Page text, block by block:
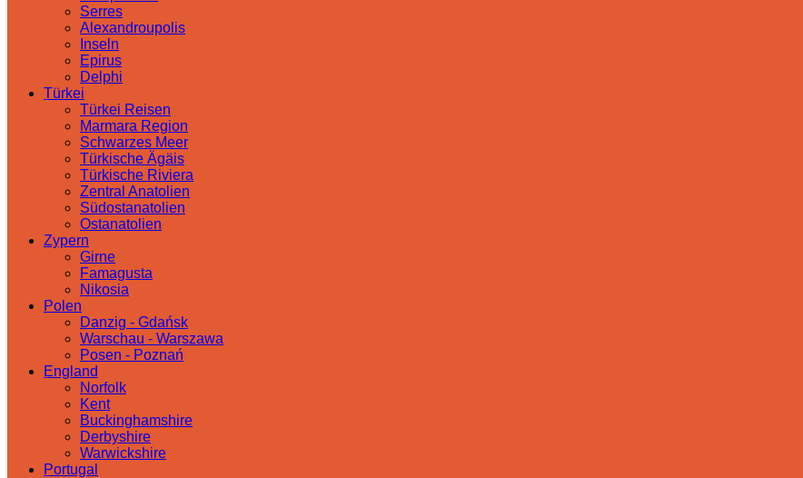
Serres
Alexandroupolis
Inseln
Epirus
Delphi
Türkei
Türkei Reisen
Marmara Region
Schwarzes Meer
Türkische Ägäis
Türkische Riviera
Zentral Anatolien
Südostanatolien
Ostanatolien
Zypern
Girne
Famagusta
Nikosia
Polen
Danzig - Gdańsk
Warschau - Warszawa
Posen - Poznań
England
Norfolk
Kent
Buckinghamshire
Derbyshire
Warwickshire
Portugal